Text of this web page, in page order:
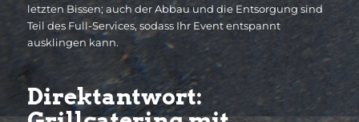
letzten Bissen; auch der Abbau und die Entsorgung sind
Teil des Full-Services, sodass Ihr Event entspannt
ausklingen kann.
Direktantwort: